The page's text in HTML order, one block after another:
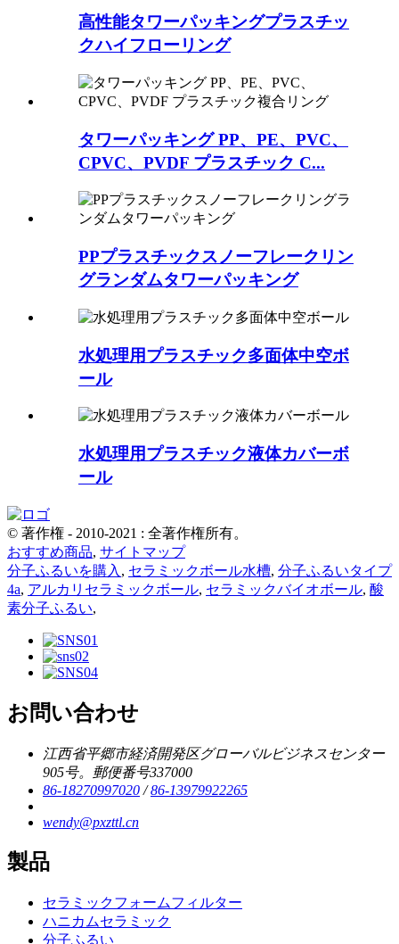
高性能タワーパッキングプラスチッ
クハイフローリング
タワーパッキング PP、PE、PVC、
CPVC、PVDF プラスチック C...
PPプラスチックスノーフレークリン
グランダムタワーパッキング
水処理用プラスチック多面体中空ボ
ール
水処理用プラスチック液体カバーボ
ール
© 著作権 - 2010-2021 : 全著作権所有。
おすすめ商品, サイトマップ
分子ふるいを購入 , セラミックボール水槽, 分子ふるいタイプ
4a, アルカリセラミックボール, セラミックバイオボール, 酸
素分子ふるい,
お問い合わせ
江西省平郷市経済開発区グローバルビジネスセンター
905号。郵便番号337000
86-18270997020 /86-13979922265
wendy@pxzttl.cn
製品
セラミックフォームフィルター
ハニカムセラミック
分子ふるい